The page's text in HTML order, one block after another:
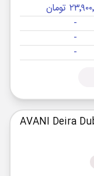
تومان
-
-
-